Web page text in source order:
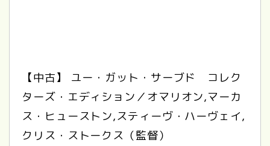
【中古】 ユー・ガット・サーブド　コレク
ターズ・エディション／オマリオン,マーカ
ス・ヒューストン,スティーヴ・ハーヴェイ,
クリス・ストークス（監督）